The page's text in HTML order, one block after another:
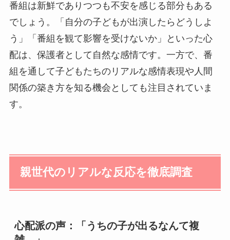
番組は新鮮でありつつも不安を感じる部分もある
でしょう。「自分の子どもが出演したらどうしよ
う」「番組を観て影響を受けないか」といった心
配は、保護者として自然な感情です。一方で、番
組を通して子どもたちのリアルな感情表現や人間
関係の築き方を知る機会としても注目されていま
す。
親世代のリアルな反応を徹底調査
心配派の声：「うちの子が出るなんて複